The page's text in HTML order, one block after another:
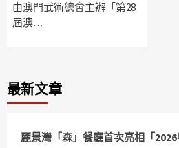
由澳門武術總會主辦「第28
屆澳…
最新文章
麗景灣「森」餐廳首次亮相「2026